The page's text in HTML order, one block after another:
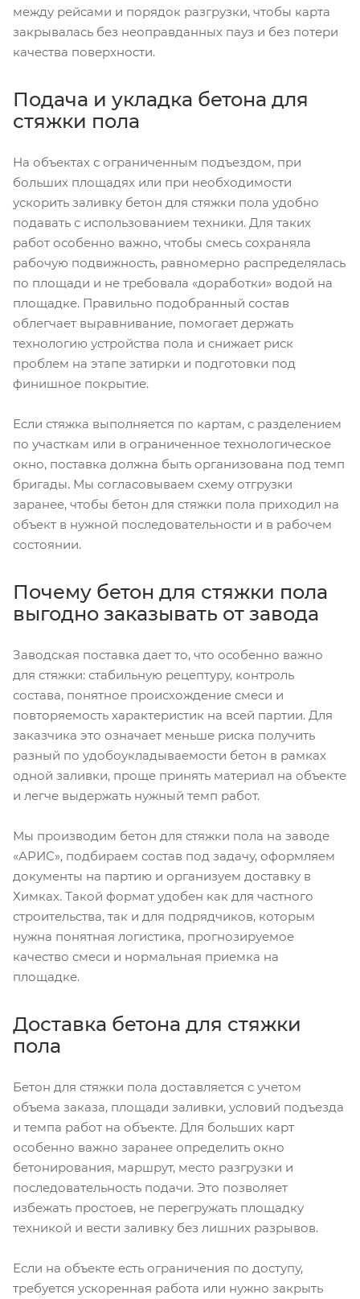
между рейсами и порядок разгрузки, чтобы карта
закрывалась без неоправданных пауз и без потери
качества поверхности.
Подача и укладка бетона для
стяжки пола
На объектах с ограниченным подъездом, при
больших площадях или при необходимости
ускорить заливку бетон для стяжки пола удобно
подавать с использованием техники. Для таких
работ особенно важно, чтобы смесь сохраняла
рабочую подвижность, равномерно распределялась
по площади и не требовала «доработки» водой на
площадке. Правильно подобранный состав
облегчает выравнивание, помогает держать
технологию устройства пола и снижает риск
проблем на этапе затирки и подготовки под
финишное покрытие.
Если стяжка выполняется по картам, с разделением
по участкам или в ограниченное технологическое
окно, поставка должна быть организована под темп
бригады. Мы согласовываем схему отгрузки
заранее, чтобы бетон для стяжки пола приходил на
объект в нужной последовательности и в рабочем
состоянии.
Почему бетон для стяжки пола
выгодно заказывать от завода
Заводская поставка дает то, что особенно важно
для стяжки: стабильную рецептуру, контроль
состава, понятное происхождение смеси и
повторяемость характеристик на всей партии. Для
заказчика это означает меньше риска получить
разный по удобоукладываемости бетон в рамках
одной заливки, проще принять материал на объекте
и легче выдержать нужный темп работ.
Мы производим бетон для стяжки пола на заводе
«АРИС», подбираем состав под задачу, оформляем
документы на партию и организуем доставку в
Химках. Такой формат удобен как для частного
строительства, так и для подрядчиков, которым
нужна понятная логистика, прогнозируемое
качество смеси и нормальная приемка на
площадке.
Доставка бетона для стяжки
пола
Бетон для стяжки пола доставляется с учетом
объема заказа, площади заливки, условий подъезда
и темпа работ на объекте. Для больших карт
особенно важно заранее определить окно
бетонирования, маршрут, место разгрузки и
последовательность подачи. Это позволяет
избежать простоев, не перегружать площадку
техникой и вести заливку без лишних разрывов.
Если на объекте есть ограничения по доступу,
требуется ускоренная работа или нужно закрыть